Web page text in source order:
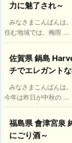
力に魅了され～
みなさまこんばんは
住む地域では、梅雨 ...
佐賀県 鍋島
チでエレガント
みなさまこんばんは
今年は昨日が中秋の ...
福島県 會津宮泉
にごり酒～